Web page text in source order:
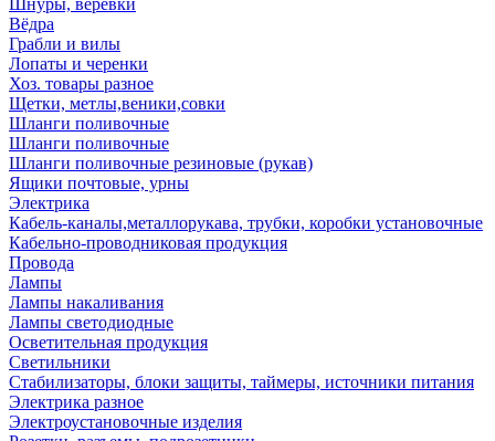
Шнуры, веревки
Вёдра
Грабли и вилы
Лопаты и черенки
Хоз. товары разное
Щетки, метлы,веники,совки
Шланги поливочные
Шланги поливочные
Шланги поливочные резиновые (рукав)
Ящики почтовые, урны
Электрика
Кабель-каналы,металлорукава, трубки, коробки установочные
Кабельно-проводниковая продукция
Провода
Лампы
Лампы накаливания
Лампы светодиодные
Осветительная продукция
Светильники
Стабилизаторы, блоки защиты, таймеры, источники питания
Электрика разное
Электроустановочные изделия